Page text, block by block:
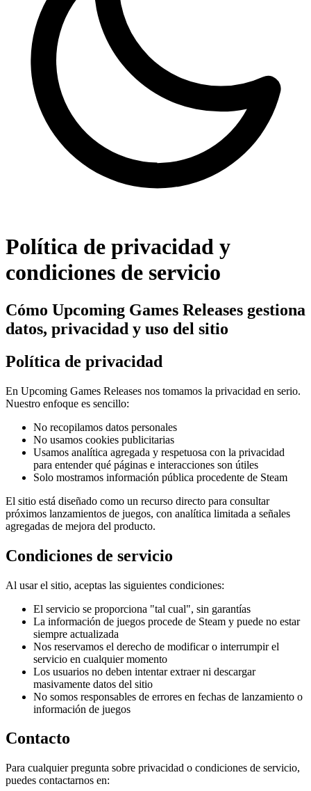
Política de privacidad y
condiciones de servicio
Cómo Upcoming Games Releases gestiona
datos, privacidad y uso del sitio
Política de privacidad
En Upcoming Games Releases nos tomamos la privacidad en serio.
Nuestro enfoque es sencillo:
No recopilamos datos personales
No usamos cookies publicitarias
Usamos analítica agregada y respetuosa con la privacidad
para entender qué páginas e interacciones son útiles
Solo mostramos información pública procedente de Steam
El sitio está diseñado como un recurso directo para consultar
próximos lanzamientos de juegos, con analítica limitada a señales
agregadas de mejora del producto.
Condiciones de servicio
Al usar el sitio, aceptas las siguientes condiciones:
El servicio se proporciona "tal cual", sin garantías
La información de juegos procede de Steam y puede no estar
siempre actualizada
Nos reservamos el derecho de modificar o interrumpir el
servicio en cualquier momento
Los usuarios no deben intentar extraer ni descargar
masivamente datos del sitio
No somos responsables de errores en fechas de lanzamiento o
información de juegos
Contacto
Para cualquier pregunta sobre privacidad o condiciones de servicio,
puedes contactarnos en: